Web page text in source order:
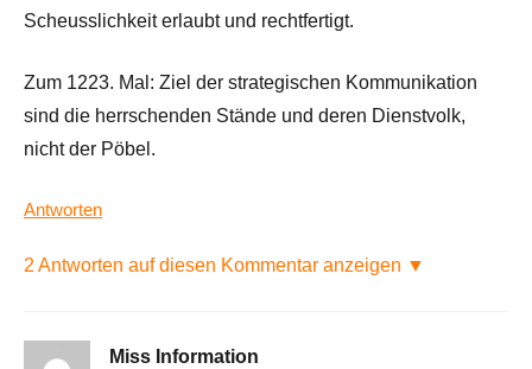
Scheusslichkeit erlaubt und rechtfertigt.
Zum 1223. Mal: Ziel der strategischen Kommunikation
sind die herrschenden Stände und deren Dienstvolk,
nicht der Pöbel.
Antworten
2 Antworten auf diesen Kommentar anzeigen ▼
Miss Information